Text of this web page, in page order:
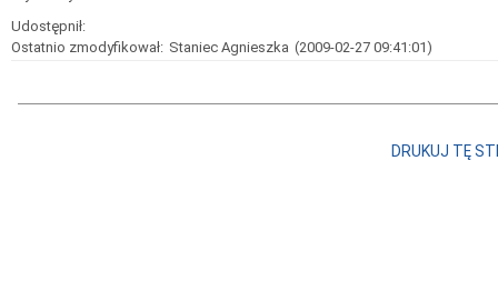
Udostępnił:
Ostatnio zmodyfikował: Staniec Agnieszka (2009-02-27 09:41:01)
DRUKUJ TĘ